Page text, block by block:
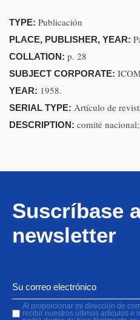
TYPE: Publicación
PLACE, PUBLISHER, YEAR:
COLLATION: p. 28
SUBJECT CORPORATE:
YEAR: 1958.
SERIAL TYPE: Artículo de
DESCRIPTION: comité
Suscríbase
newsletter
Al proporcionar mi dirección de
recibir nuestros últimos artículos e